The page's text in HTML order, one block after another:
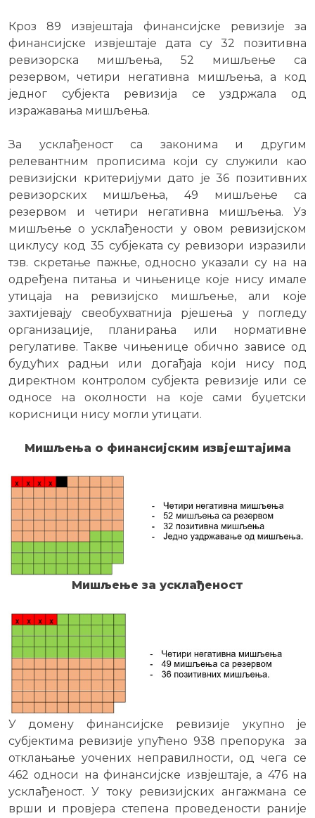
Кроз 89 извјештаја финансијске ревизије за
финансијске извјештаје дата су 32 позитивна
ревизорска мишљења, 52 мишљење са
резервом, четири негативна мишљења, а код
једног субјекта ревизија се уздржала од
изражавања мишљења.
За усклађеност са законима и другим
релевантним прописима који су служили као
ревизијски критеријуми дато је 36 позитивних
ревизорских мишљења, 49 мишљење са
резервом и четири негативна мишљења. Уз
мишљење о усклађености у овом ревизијском
циклусу код 35 субјеката су ревизори изразили
тзв. скретање пажње, односно указали су на на
одређена питања и чињенице које нису имале
утицаја на ревизијско мишљење, али које
захтијевају свеобухватнија рјешења у погледу
организације, планирања или нормативне
регулативе. Такве чињенице обично зависе од
будућих радњи или догађаја који нису под
директном контролом субјекта ревизије или се
односе на околности на које сами буџетски
корисници нису могли утицати.
Мишљења о финансијским извјештајима
Мишљење за усклађеност
У домену финансијске ревизије укупно је
субјектима ревизије упућено 938 препорука за
отклањање уочених неправилности, од чега се
462 односи на финансијске извјештаје, а 476 на
усклађеност. У току ревизијских ангажмана се
врши и провјера степена проведености раније